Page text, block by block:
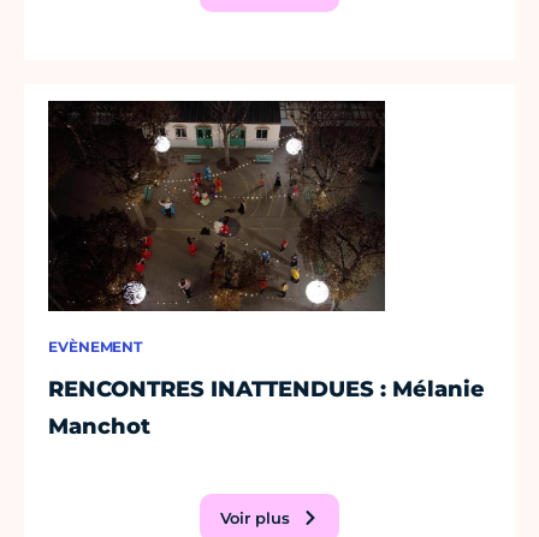
EVÈNEMENT
RENCONTRES INATTENDUES : Mélanie
Manchot
Voir plus